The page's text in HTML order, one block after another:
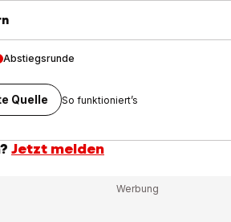
Abstiegsrunde
Quelle So funktioniert’s
Jetzt melden